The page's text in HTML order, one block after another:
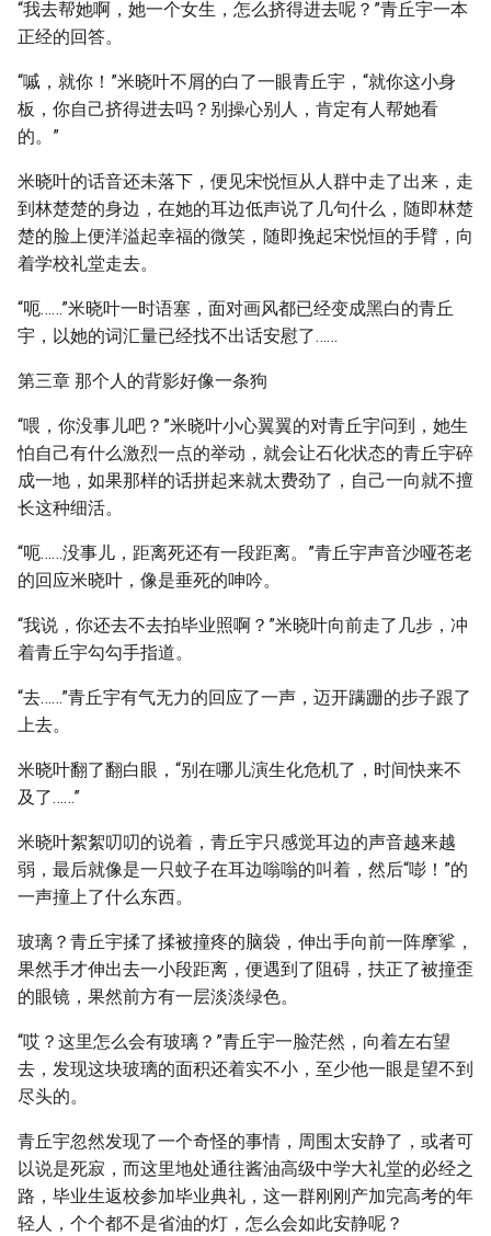
“我去帮她啊，她一个女生，怎么挤得进去呢？”青丘宇一本
正经的回答。
“嘁，就你！”米晓叶不屑的白了一眼青丘宇，“就你这小身
板，你自己挤得进去吗？别操心别人，肯定有人帮她看
的。”
米晓叶的话音还未落下，便见宋悦恒从人群中走了出来，走
到林楚楚的身边，在她的耳边低声说了几句什么，随即林楚
楚的脸上便洋溢起幸福的微笑，随即挽起宋悦恒的手臂，向
着学校礼堂走去。
“呃……”米晓叶一时语塞，面对画风都已经变成黑白的青丘
宇，以她的词汇量已经找不出话安慰了……
第三章 那个人的背影好像一条狗
“喂，你没事儿吧？”米晓叶小心翼翼的对青丘宇问到，她生
怕自己有什么激烈一点的举动，就会让石化状态的青丘宇碎
成一地，如果那样的话拼起来就太费劲了，自己一向就不擅
长这种细活。
“呃……没事儿，距离死还有一段距离。”青丘宇声音沙哑苍老
的回应米晓叶，像是垂死的呻吟。
“我说，你还去不去拍毕业照啊？”米晓叶向前走了几步，冲
着青丘宇勾勾手指道。
“去……”青丘宇有气无力的回应了一声，迈开蹒跚的步子跟了
上去。
米晓叶翻了翻白眼，“别在哪儿演生化危机了，时间快来不
及了……”
米晓叶絮絮叨叨的说着，青丘宇只感觉耳边的声音越来越
弱，最后就像是一只蚊子在耳边嗡嗡的叫着，然后“嘭！”的
一声撞上了什么东西。
玻璃？青丘宇揉了揉被撞疼的脑袋，伸出手向前一阵摩挲，
果然手才伸出去一小段距离，便遇到了阻碍，扶正了被撞歪
的眼镜，果然前方有一层淡淡绿色。
“哎？这里怎么会有玻璃？”青丘宇一脸茫然，向着左右望
去，发现这块玻璃的面积还着实不小，至少他一眼是望不到
尽头的。
青丘宇忽然发现了一个奇怪的事情，周围太安静了，或者可
以说是死寂，而这里地处通往酱油高级中学大礼堂的必经之
路，毕业生返校参加毕业典礼，这一群刚刚产加完高考的年
轻人，个个都不是省油的灯，怎么会如此安静呢？